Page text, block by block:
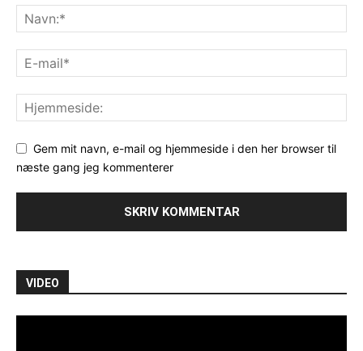
Gem mit navn, e-mail og hjemmeside i den her browser til
næste gang jeg kommenterer
VIDEO